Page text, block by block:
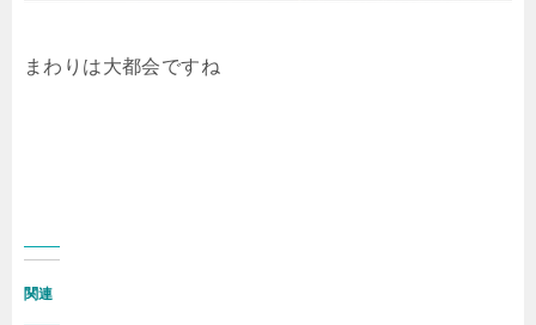
まわりは大都会ですね
関連